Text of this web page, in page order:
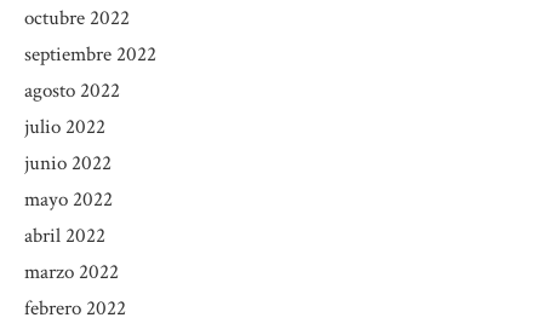
octubre 2022
septiembre 2022
agosto 2022
julio 2022
junio 2022
mayo 2022
abril 2022
marzo 2022
febrero 2022